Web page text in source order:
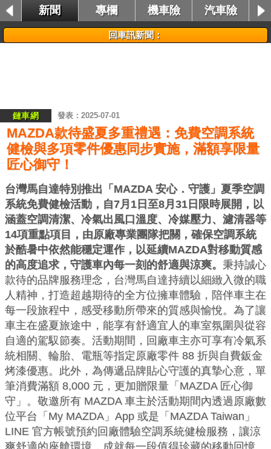
新聞 專欄 機車險
汽車險
租車險
回車訊新聞：
鏈車網 2025-07-01
MAZDA款待盛夏多重禮遇：免費空調系統
健檢與多項零件優惠同步實施，滿額享限量
匠心御守！
台灣馬自達特別推出「MAZDA 安心．守護」夏季空調
系統免費健檢活動，自7月1日至8月31日限時展開，以
涵蓋空調清潔、冷氣出風口溫度、冷媒壓力、濾清器等
14項重點項目，由原廠專業團隊把關，確保空調系統
於酷暑中依然能穩定運作，以延續MAZDA對移動質感
的高度追求，守護車內每一刻的舒適與涼爽。 秉持誠心
款待的品牌服務理念，台灣馬自達持續以細緻入微的職
人精神，打造超越期待的全方位擁車體驗，陪伴車主在
每一段旅程中，感受移動所帶來的質感與愉悅。為了讓
車主在盛夏旅途中，能享有舒適宜人的車室氛圍與從容
自適的駕馭節奏。活動期間，回廠車主亦可享有冷氣系
統相關、輪胎、電瓶等指定原廠零件 88 折與自費鈑金
烤漆優惠。此外，為傳遞品牌貼心守護的真摯心意，單
筆消費滿額 8,000 元，更加贈限量「MAZDA 匠心御
守」。敬邀所有 MAZDA 車主於活動期間內透過原廠數
位平台「My MAZDA」App 或是「MAZDA Taiwan」
LINE 官方帳號預約回廠體驗空調系統健檢服務，讓涼
爽舒適的座艙環境，成就每一段值得珍藏的移動回憶。